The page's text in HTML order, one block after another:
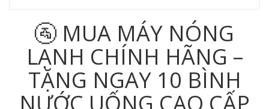
🚰 MUA MÁY NÓNG
LẠNH CHÍNH HÃNG –
TẶNG NGAY 10 BÌNH